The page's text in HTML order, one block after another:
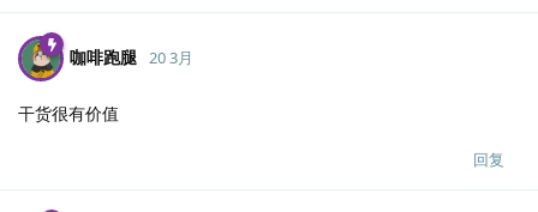
咖啡跑腿 20 3月
干货很有价值
回复